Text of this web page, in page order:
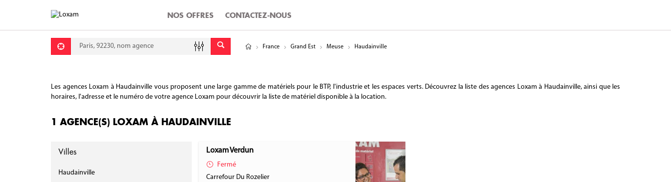
NOS OFFRES CONTACTEZ-NOUS
Requête Latitude
Longitude
France Grand Est Meuse Haudainville
Les agences Loxam à Haudainville vous proposent une large gamme de matériels pour le BTP, l'industrie et les espaces verts. Découvrez la liste des agences Loxam à Haudainville, ainsi que les
horaires, l'adresse et le numéro de votre agence Loxam pour découvrir la liste de matériel disponible à la location.
1 AGENCE(S) LOXAM À HAUDAINVILLE
Villes
Haudainville
Loxam Verdun
Fermé
Carrefour Du Rozelier